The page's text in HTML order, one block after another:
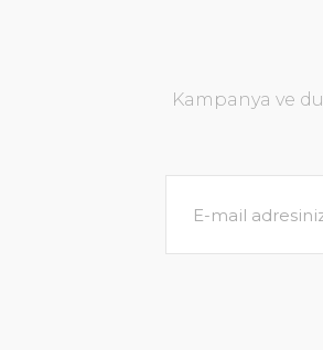
Kampanya ve